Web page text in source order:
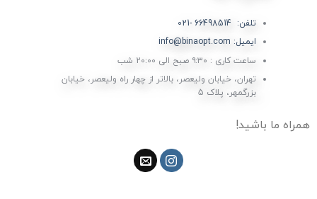
تلفن: 66498514 -021
ایمیل: info@binaopt.com
ساعت کاری : ۹:۳۰ صبح الی 20:00 شب
تهران، خیابان ولیعصر، بالاتر از چهار راه ولیعصر، خیابان
بزرگمهر، پلاک 5
همراه ما باشید!